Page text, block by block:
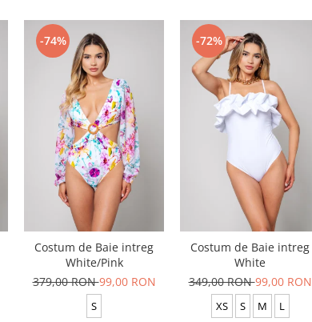
-74%
Costum de Baie intreg
White/Pink
379,00 RON99,00 RON
S
-72%
Costum de Baie intreg
White
349,00 RON99,00 RON
XS S M L